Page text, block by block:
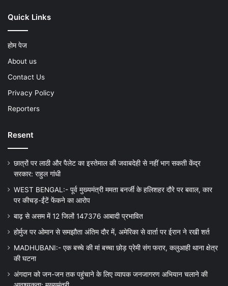
Quick Links
होम पेज
About us
Contact Us
Privacy Policy
Reporters
Resent
छात्रों पर लाठी और पैलेट का इस्तेमाल की जवाबदेही से नहीं भाग सकती केंद्र
सरकार: राहुल गांधी
WEST BENGAL:- पूर्व मुख्यमंत्री ममता बनर्जी के हलिशहर दौरे पर बवाल, कार
पर कीचड़-ईंटें फेंकने का आरोप
बाढ़ से असम में 12 जिलों 147376 आबादी प्रभावित
होर्मुज पर ओमान से समझौता अंतिम दौर में, अमेरिका से वार्ता पर ईरान ने रखी शर्त
MADHUBANI:- एक बच्चे की मां बच्चा छोड़ प्रेमी संग फरार, कलुआही थाना क्षेत्र
की घटना
अंगदान को जन-जन तक पहुंचाने के लिए व्यापक जनजागरण अभियान चलाने की